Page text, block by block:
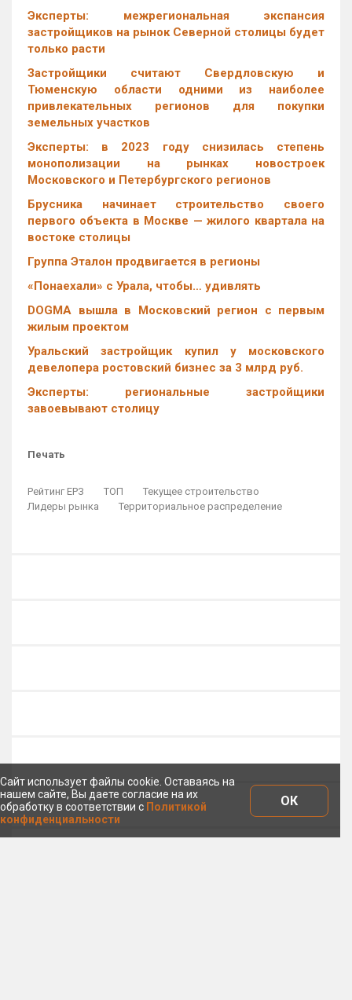
Эксперты: межрегиональная экспансия
застройщиков на рынок Северной столицы будет
только расти
Застройщики считают Свердловскую и
Тюменскую области одними из наиболее
привлекательных регионов для покупки
земельных участков
Эксперты: в 2023 году снизилась степень
монополизации на рынках новостроек
Московского и Петербургского регионов
Брусника начинает строительство своего
первого объекта в Москве — жилого квартала на
востоке столицы
Группа Эталон продвигается в регионы
«Понаехали» с Урала, чтобы… удивлять
DOGMA вышла в Московский регион с первым
жилым проектом
Уральский застройщик купил у московского
девелопера ростовский бизнес за 3 млрд руб.
Эксперты: региональные застройщики
завоевывают столицу
Печать
Рейтинг ЕРЗ ТОП
Текущее строительство
Лидеры рынка
Территориальное распределение
Сайт использует файлы cookie. Оставаясь на
нашем сайте, Вы даете согласие на их
обработку в соответствии с Политикой
конфиденциальности
ОК